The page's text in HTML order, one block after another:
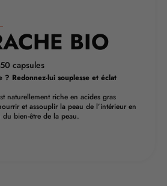
BIO
capsules
? Redonnez-lui souplesse et éclat
naturellement riche en acides gras
et assouplir la peau de l’intérieur en
bien-être de la peau.